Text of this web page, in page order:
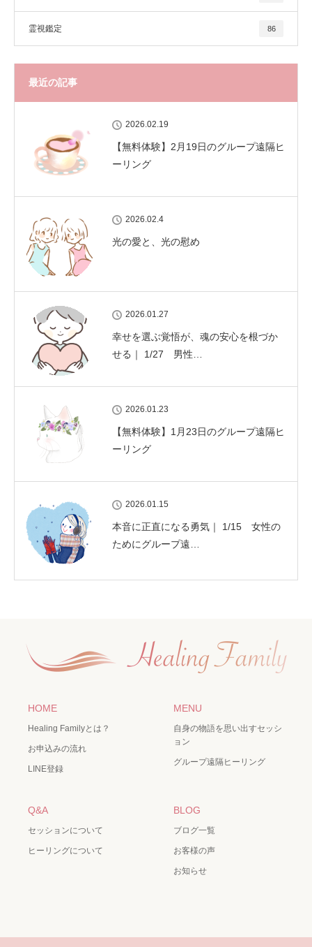
霊視鑑定 86
最近の記事
2026.02.19
【無料体験】2月19日のグループ遠隔ヒ
ーリング
2026.02.4
光の愛と、光の慰め
2026.01.27
幸せを選ぶ覚悟が、魂の安心を根づか
せる｜ 1/27 男性…
2026.01.23
【無料体験】1月23日のグループ遠隔ヒ
ーリング
2026.01.15
本音に正直になる勇気｜ 1/15 女性の
ためにグループ遠…
HOME
Healing Familyとは？
お申込みの流れ
LINE登録
MENU
自身の物語を思い出すセッシ
ョン
グループ遠隔ヒーリング
Q&A
セッションについて
ヒーリングについて
BLOG
ブログ一覧
お客様の声
お知らせ